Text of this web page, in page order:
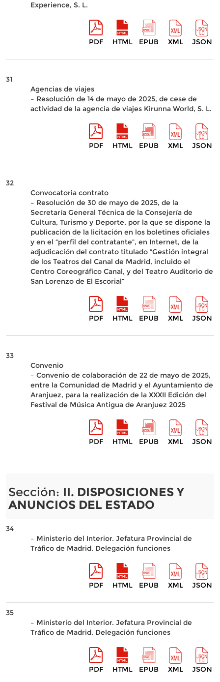
Experience, S. L.
PDF HTML EPUB XML JSON
31
Agencias de viajes
– Resolución de 14 de mayo de 2025, de cese de
actividad de la agencia de viajes Kirunna World, S. L.
PDF HTML EPUB XML JSON
32
Convocatoria contrato
– Resolución de 30 de mayo de 2025, de la
Secretaría General Técnica de la Consejería de
Cultura, Turismo y Deporte, por la que se dispone la
publicación de la licitación en los boletines oficiales
y en el “perfil del contratante”, en Internet, de la
adjudicación del contrato titulado “Gestión integral
de los Teatros del Canal de Madrid, incluido el
Centro Coreográfico Canal, y del Teatro Auditorio de
San Lorenzo de El Escorial”
PDF HTML EPUB XML JSON
33
Convenio
– Convenio de colaboración de 22 de mayo de 2025,
entre la Comunidad de Madrid y el Ayuntamiento de
Aranjuez, para la realización de la XXXII Edición del
Festival de Música Antigua de Aranjuez 2025
PDF HTML EPUB XML JSON
Sección: II. DISPOSICIONES Y
ANUNCIOS DEL ESTADO
34
– Ministerio del Interior. Jefatura Provincial de
Tráfico de Madrid. Delegación funciones
PDF HTML EPUB XML JSON
35
– Ministerio del Interior. Jefatura Provincial de
Tráfico de Madrid. Delegación funciones
PDF HTML EPUB XML JSON